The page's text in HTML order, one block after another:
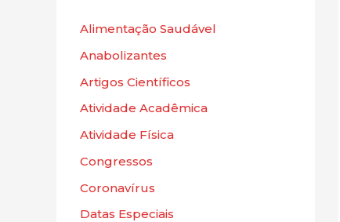
Alimentação Saudável
Anabolizantes
Artigos Científicos
Atividade Acadêmica
Atividade Física
Congressos
Coronavírus
Datas Especiais